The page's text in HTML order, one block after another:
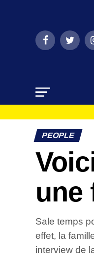
PEOPLE
une
Sale temps
effet, la
interview de